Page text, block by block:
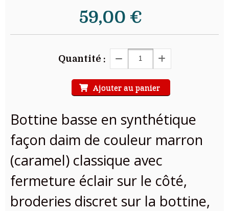
59,00 €
Quantité :
Ajouter au panier
Bottine basse en synthétique
façon daim de couleur marron
(caramel) classique avec
fermeture éclair sur le côté,
broderies discret sur la bottine,